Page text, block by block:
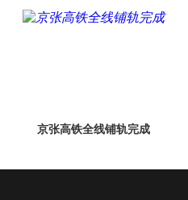
京张高铁全线铺轨完成